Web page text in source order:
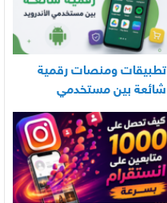
تطبيقات ومنصات رقمية
شائعة بين مستخدمي
الأندرويد